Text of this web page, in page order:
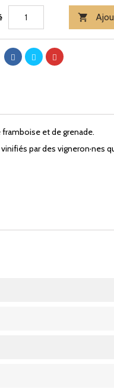

et de grenade.
par des vigneron·nes